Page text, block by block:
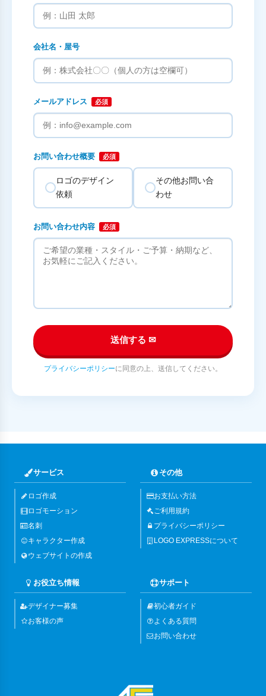
会社名・屋号
メールアドレス 必須
お問い合わせ概要 必須
ロゴのデザイン
依頼
その他お問い合
わせ
お問い合わせ内容 必須
送信する ✉
プライバシーポリシーに同意の上、送信してください。
サービス
ロゴ作成
ロゴモーション
名刺
キャラクター作成
ウェブサイトの作成
その他
お支払い方法
ご利用規約
プライバシーポリシー
LOGO EXPRESSについて
お役立ち情報
デザイナー募集
お客様の声
サポート
初心者ガイド
よくある質問
お問い合わせ